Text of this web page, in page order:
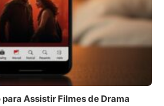
Assistir Filmes de Drama